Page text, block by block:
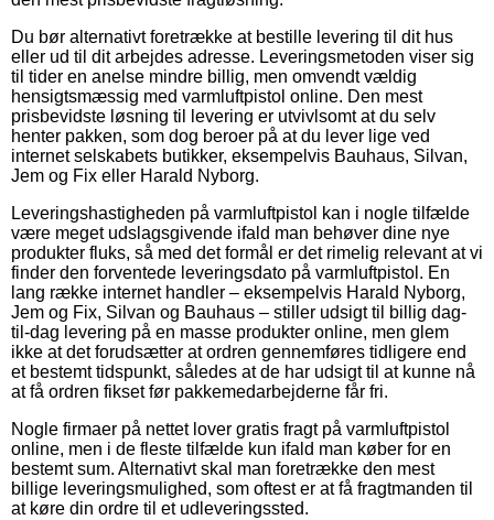
Du bør alternativt foretrække at bestille levering til dit hus
eller ud til dit arbejdes adresse. Leveringsmetoden viser sig
til tider en anelse mindre billig, men omvendt vældig
hensigtsmæssig med varmluftpistol online. Den mest
prisbevidste løsning til levering er utvivlsomt at du selv
henter pakken, som dog beroer på at du lever lige ved
internet selskabets butikker, eksempelvis Bauhaus, Silvan,
Jem og Fix eller Harald Nyborg.
Leveringshastigheden på varmluftpistol kan i nogle tilfælde
være meget udslagsgivende ifald man behøver dine nye
produkter fluks, så med det formål er det rimelig relevant at vi
finder den forventede leveringsdato på varmluftpistol. En
lang række internet handler – eksempelvis Harald Nyborg,
Jem og Fix, Silvan og Bauhaus – stiller udsigt til billig dag-
til-dag levering på en masse produkter online, men glem
ikke at det forudsætter at ordren gennemføres tidligere end
et bestemt tidspunkt, således at de har udsigt til at kunne nå
at få ordren fikset før pakkemedarbejderne får fri.
Nogle firmaer på nettet lover gratis fragt på varmluftpistol
online, men i de fleste tilfælde kun ifald man køber for en
bestemt sum. Alternativt skal man foretrække den mest
billige leveringsmulighed, som oftest er at få fragtmanden til
at køre din ordre til et udleveringssted.